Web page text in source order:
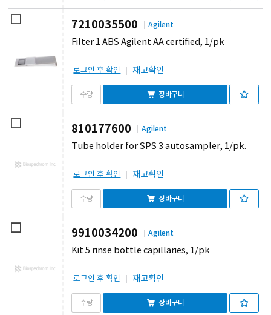
7210035500 Agilent
Filter 1 ABS Agilent AA certified, 1/pk
로그인 후 확인 재고확인
장바구니
810177600 Agilent
Tube holder for SPS 3 autosampler, 1/pk.
로그인 후 확인 재고확인
장바구니
9910034200 Agilent
Kit 5 rinse bottle capillaries, 1/pk
로그인 후 확인 재고확인
장바구니